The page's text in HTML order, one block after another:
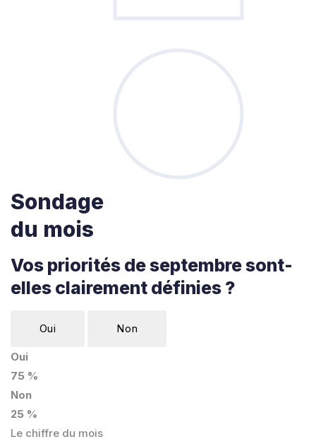
Sondage
du mois
Vos priorités de septembre sont-
elles clairement définies ?
Oui Non
Oui
75 %
Non
25 %
Le chiffre du mois